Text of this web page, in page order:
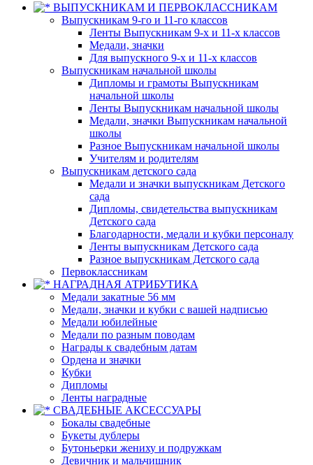
ВЫПУСКНИКАМ И ПЕРВОКЛАССНИКАМ
Выпускникам 9-го и 11-го классов
Ленты Выпускникам 9-х и 11-х классов
Медали, значки
Для выпускного 9-х и 11-х классов
Выпускникам начальной школы
Дипломы и грамоты Выпускникам
начальной школы
Ленты Выпускникам начальной школы
Медали, значки Выпускникам начальной
школы
Разное Выпускникам начальной школы
Учителям и родителям
Выпускникам детского сада
Медали и значки выпускникам Детского
сада
Дипломы, свидетельства выпускникам
Детского сада
Благодарности, медали и кубки персоналу
Ленты выпускникам Детского сада
Разное выпускникам Детского сада
Первоклассникам
НАГРАДНАЯ АТРИБУТИКА
Медали закатные 56 мм
Медали, значки и кубки с вашей надписью
Медали юбилейные
Медали по разным поводам
Награды к свадебным датам
Ордена и значки
Кубки
Дипломы
Ленты наградные
СВАДЕБНЫЕ АКСЕССУАРЫ
Бокалы свадебные
Букеты дублеры
Бутоньерки жениху и подружкам
Девичник и мальчишник